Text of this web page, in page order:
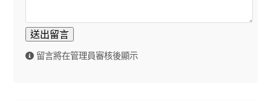
送出留言
留言將在管理員審核後顯示